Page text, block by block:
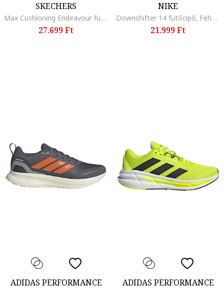
SKECHERS
Max Cushioning Endeavour futócipő logós foltrátéttel az oldalán, Púderkék
27.699 Ft
NIKE
Downshifter 14 futócipő, Fehér/Fekete
21.999 Ft
ADIDAS PERFORMANCE ADIDAS PERFORMANCE